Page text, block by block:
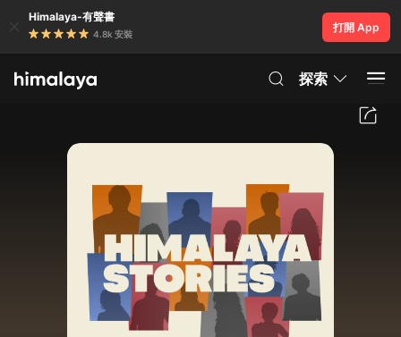
Himalaya-有聲書
4.8k 安裝
打開 App
探索